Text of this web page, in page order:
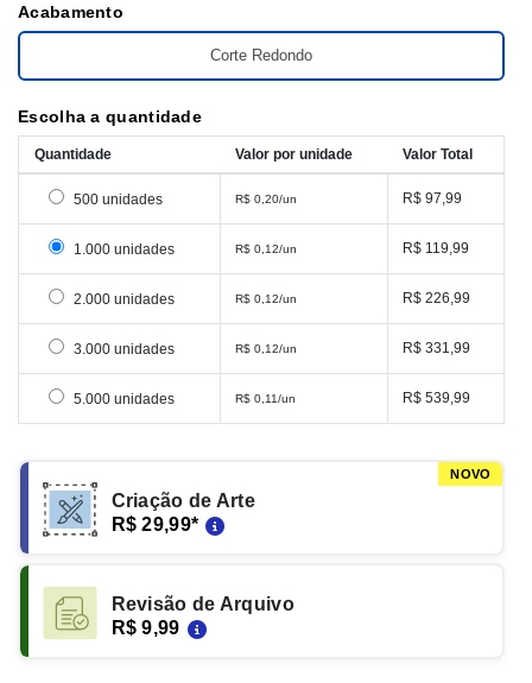
Acabamento
Corte Redondo
Escolha a quantidade
Quantidade Valor por unidade Valor Total
Selecionar 500 unidades
500 unidades R$ 0,20/un R$ 97,99
Selecionar 1000 unidades
1.000 unidades R$ 0,12/un R$ 119,99
Selecionar 2000 unidades
2.000 unidades R$ 0,12/un R$ 226,99
Selecionar 3000 unidades
3.000 unidades R$ 0,12/un R$ 331,99
Selecionar 5000 unidades
5.000 unidades R$ 0,11/un R$ 539,99
NOVO
Criação de Arte
R$ 29,99*
Revisão de Arquivo
R$ 9,99